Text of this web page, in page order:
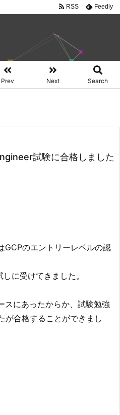
Prev Next Search
RSS Feedly
試験に合格しました
GCPのエントリーレベルの認
に受けてきました。
スにあったからか、試験勉強
が合格することができまし